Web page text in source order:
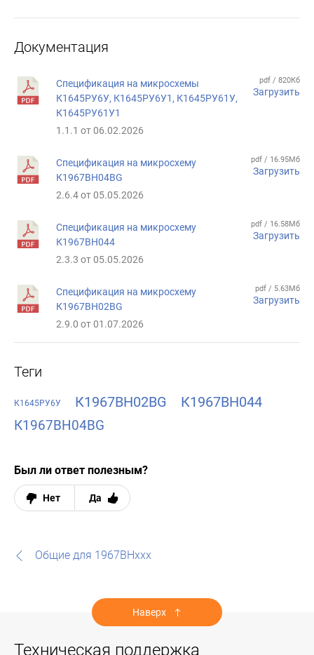
Документация
Спецификация на микросхемы
К1645РУ6У, К1645РУ6У1, К1645РУ61У,
К1645РУ61У1
1.1.1 от 06.02.2026
pdf / 820Кб
Загрузить
Спецификация на микросхему
К1967ВН04BG
2.6.4 от 05.05.2026
pdf / 16.95Мб
Загрузить
Спецификация на микросхему
К1967ВН044
2.3.3 от 05.05.2026
pdf / 16.58Мб
Загрузить
Спецификация на микросхему
К1967ВН02BG
2.9.0 от 01.07.2026
pdf / 5.63Мб
Загрузить
Теги
К1645РУ6У К1967ВН02BG К1967ВН044
К1967ВН04BG
Был ли ответ полезным?
Нет Да
Общие для 1967ВНххх
Наверх
Техническая поддержка